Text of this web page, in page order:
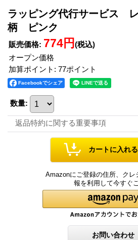
ラッピング代行サービス
柄 ピンク
販売価格: 774円 (税込)
オープン価格
加算ポイント: 77ポイント
Facebookでシェア
数量:
返品特約に関する重要事項
Amazonにご登録の住所、クレ
報を利用して今すぐ